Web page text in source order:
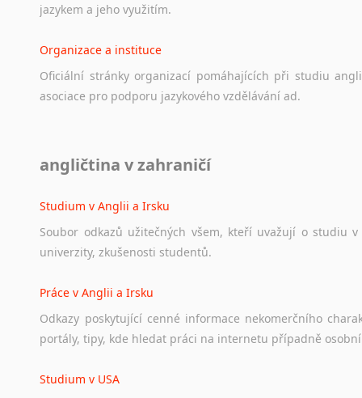
jazykem a jeho využitím.
Organizace a instituce
Oficiální stránky organizací pomáhajících při studiu
asociace pro podporu jazykového vzdělávání ad.
Ať už se jedná o česká diskusní
angličtina v zahraničí
Studium v Anglii a Irsku
Soubor odkazů užitečných všem, kteří uvažují o studiu v
univerzity, zkušenosti studentů.
Práce v Anglii a Irsku
Odkazy poskytující cenné informace nekomerčního
portály, tipy, kde hledat práci na internetu případně osobní
Studium v USA